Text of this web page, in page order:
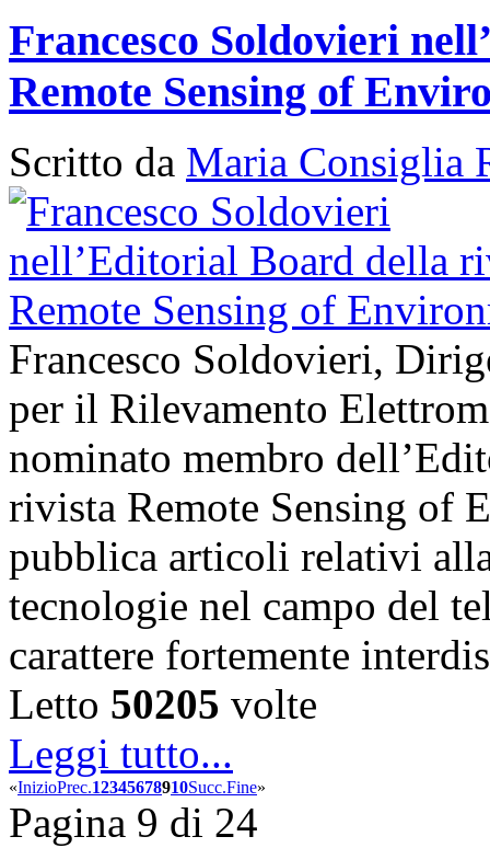
Francesco Soldovieri
Remote Sensing of
Scritto da Maria Consiglia
Francesco Soldovieri,
per il Rilevamento
nominato membro
rivista Remote Sensing of
pubblica articoli relativi
tecnologie nel campo del
carattere fortemente
Letto 50205 volte
Leggi tutto...
«InizioPrec.12345678910Succ.Fine»
Pagina 9 di 24